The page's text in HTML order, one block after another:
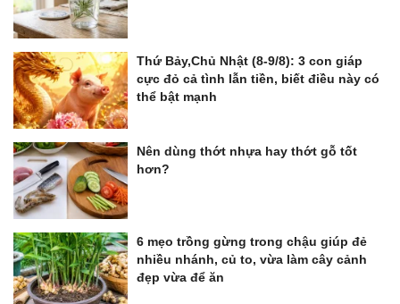
Thứ Bảy,Chủ Nhật (8-9/8): 3 con giáp
cực đỏ cả tình lẫn tiền, biết điều này có
thể bật mạnh
Nên dùng thớt nhựa hay thớt gỗ tốt
hơn?
6 mẹo trồng gừng trong chậu giúp đẻ
nhiều nhánh, củ to, vừa làm cây cảnh
đẹp vừa để ăn